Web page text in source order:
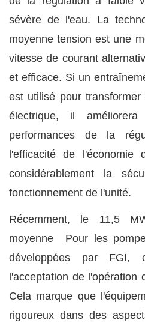
sévère de l'eau. La
moyenne tension est une
vitesse de courant
et efficace. Si un
est utilisé pour
électrique, il améliorera
performances de la
l'efficacité de l'économie
considérablement la
fonctionnement de l'unité.
Récemment, le 11,5
moyenne
Pour les
développées par
l'acceptation de l'opération
Cela marque que
rigoureux dans des